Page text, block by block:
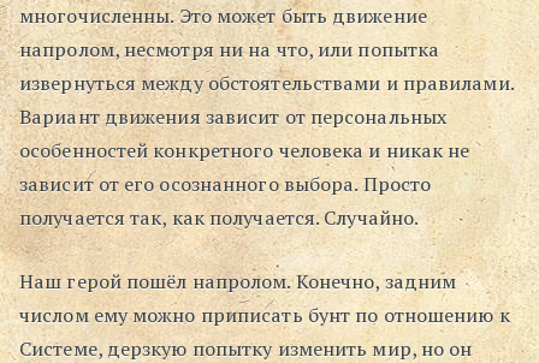
многочисленны. Это может быть движение
напролом, несмотря ни на что, или попытка
извернуться между обстоятельствами и правилами.
Вариант движения зависит от персональных
особенностей конкретного человека и никак не
зависит от его осознанного выбора. Просто
получается так, как получается. Случайно.
Наш герой пошёл напролом. Конечно, задним
числом ему можно приписать бунт по отношению к
Системе, дерзкую попытку изменить мир, но он